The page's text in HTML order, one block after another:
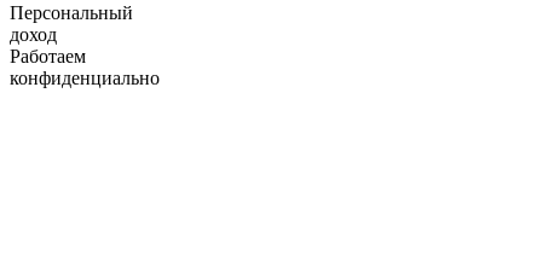
Персональный
доход
Работаем
конфиденциально